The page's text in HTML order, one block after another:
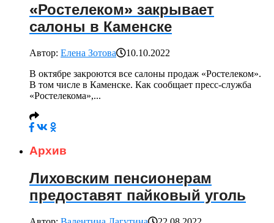
«Ростелеком» закрывает
салоны в Каменске
Автор: Елена Зотова
10.10.2022
В октябре закроются все салоны продаж «Ростелеком».
В том числе в Каменске. Как сообщает пресс-служба
«Ростелекома»,...
Архив
Лиховским пенсионерам
предоставят пайковый уголь